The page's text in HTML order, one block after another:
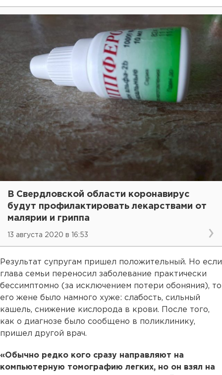
В Свердловской области коронавирус
будут профилактировать лекарствами от
малярии и гриппа
13 августа 2020 в 16:53
Результат супругам пришел положительный. Но если
глава семьи переносил заболевание практически
бессимптомно (за исключением потери обоняния), то
его жене было намного хуже: слабость, сильный
кашель, снижение кислорода в крови. После того,
как о диагнозе было сообщено в поликлинику,
пришел другой врач.
«Обычно редко кого сразу направляют на
компьютерную томографию легких, но он взял на